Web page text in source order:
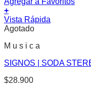
+
Vista Rápida
Agotado
M u s i c a
SIGNOS | SODA
$28.900